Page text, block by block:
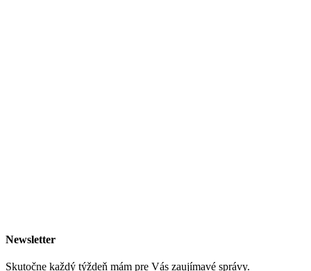
Newsletter
Skutočne každý týždeň mám pre Vás zaujímavé správy.